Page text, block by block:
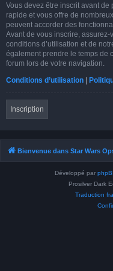
Vous devez être inscrit avant de
rapide et vous offre de
peuvent accorder des
Avant de vous inscrire,
conditions d’utilisation et de
également prendre le temps de
forum lors de votre navigation.
Conditions d’utilisation |
Inscription
Bienvenue dans Star Wars
Développé par
Prosilver Dark
Traduction